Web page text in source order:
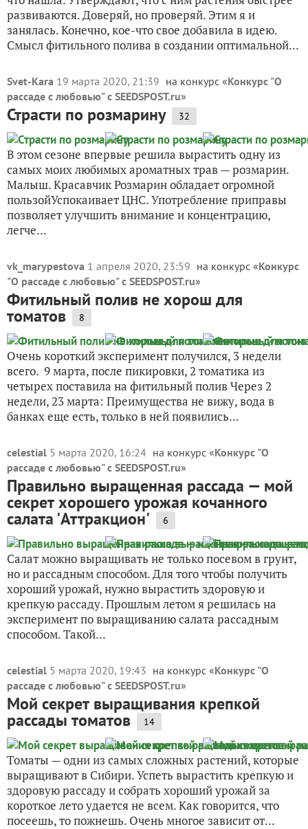
развиваются. Доверяй, но проверяй. Этим я и
занялась. Конечно, кое-что свое добавила в идею.
Смысл фитильного полива в создании оптимальной...
Svet-Kara 19 марта 2020, 21:39 на конкурс «Конкурс "О
рассаде с любовью" с SEEDSPOST.ru»
Страсти по розмарину 32
В этом сезоне впервые решила вырастить одну из
самых моих любимых ароматных трав — розмарин.
Малыш. Красавчик Розмарин обладает огромной
пользойУспокаивает ЦНС. Употребление приправы
позволяет улучшить внимание и концентрацию,
легче...
vk_marypestova 1 апреля 2020, 23:59 на конкурс «Конкурс
"О рассаде с любовью" с SEEDSPOST.ru»
Фитильный полив не хорош для
томатов 8
Очень короткий эксперимент получился, 3 недели
всего. 9 марта, после пикировки, 2 томатика из
четырех поставила на фитильный полив Через 2
недели, 23 марта: Преимущества не вижу, вода в
банках еще есть, только в ней появились...
celestial 5 марта 2020, 16:24 на конкурс «Конкурс "О
рассаде с любовью" с SEEDSPOST.ru»
Правильно выращенная рассада — мой
секрет хорошего урожая кочанного
салата 'Аттракцион' 6
Салат можно выращивать не только посевом в грунт,
но и рассадным способом. Для того чтобы получить
хороший урожай, нужно вырастить здоровую и
крепкую рассаду. Прошлым летом я решилась на
эксперимент по выращиванию салата рассадным
способом. Такой...
celestial 5 марта 2020, 19:43 на конкурс «Конкурс "О
рассаде с любовью" с SEEDSPOST.ru»
Мой секрет выращивания крепкой
рассады томатов 14
Томаты — одни из самых сложных растений, которые
выращивают в Сибири. Успеть вырастить крепкую и
здоровую рассаду и собрать хороший урожай за
короткое лето удается не всем. Как говорится, что
посеешь, то пожнешь. Очень многое зависит от...